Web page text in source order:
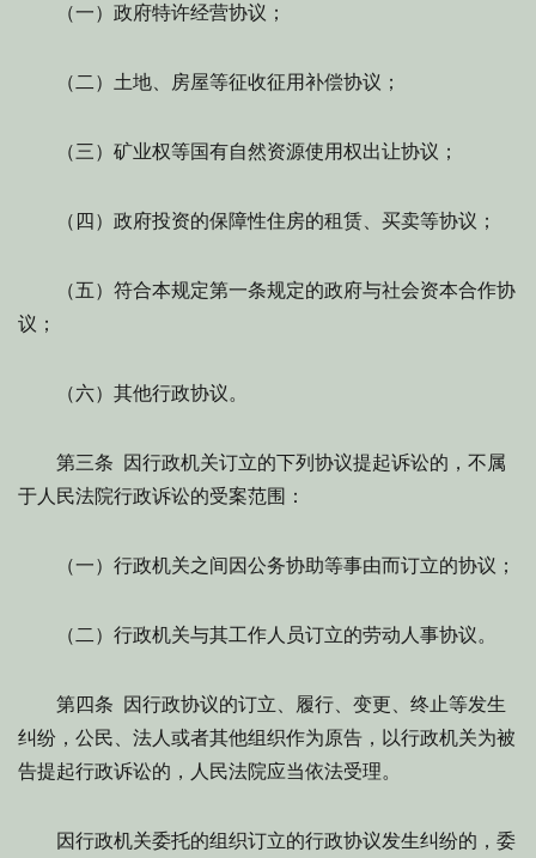
（一）政府特许经营协议；
（二）土地、房屋等征收征用补偿协议；
（三）矿业权等国有自然资源使用权出让协议；
（四）政府投资的保障性住房的租赁、买卖等协议；
（五）符合本规定第一条规定的政府与社会资本合作协
议；
（六）其他行政协议。
第三条 因行政机关订立的下列协议提起诉讼的，不属
于人民法院行政诉讼的受案范围：
（一）行政机关之间因公务协助等事由而订立的协议；
（二）行政机关与其工作人员订立的劳动人事协议。
第四条 因行政协议的订立、履行、变更、终止等发生
纠纷，公民、法人或者其他组织作为原告，以行政机关为被
告提起行政诉讼的，人民法院应当依法受理。
因行政机关委托的组织订立的行政协议发生纠纷的，委